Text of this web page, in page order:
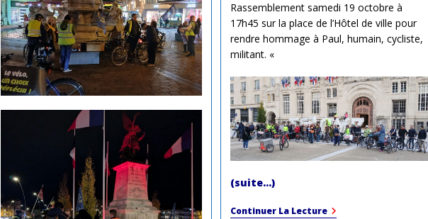
Rassemblement samedi 19 octobre à
17h45 sur la place de l’Hôtel de ville pour
rendre hommage à Paul, humain, cycliste,
militant. «
(suite…)
Continuer La LectureHommage